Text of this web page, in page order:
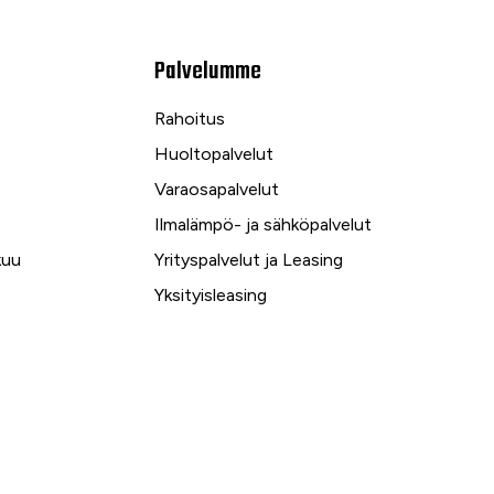
Palvelumme
Rahoitus
Huoltopalvelut
Varaosapalvelut
Ilmalämpö- ja sähköpalvelut
Yrityspalvelut ja Leasing
Yksityisleasing